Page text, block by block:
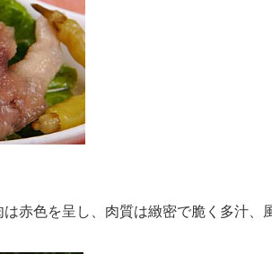
赤色を呈し、肉質は緻密で脆く多汁